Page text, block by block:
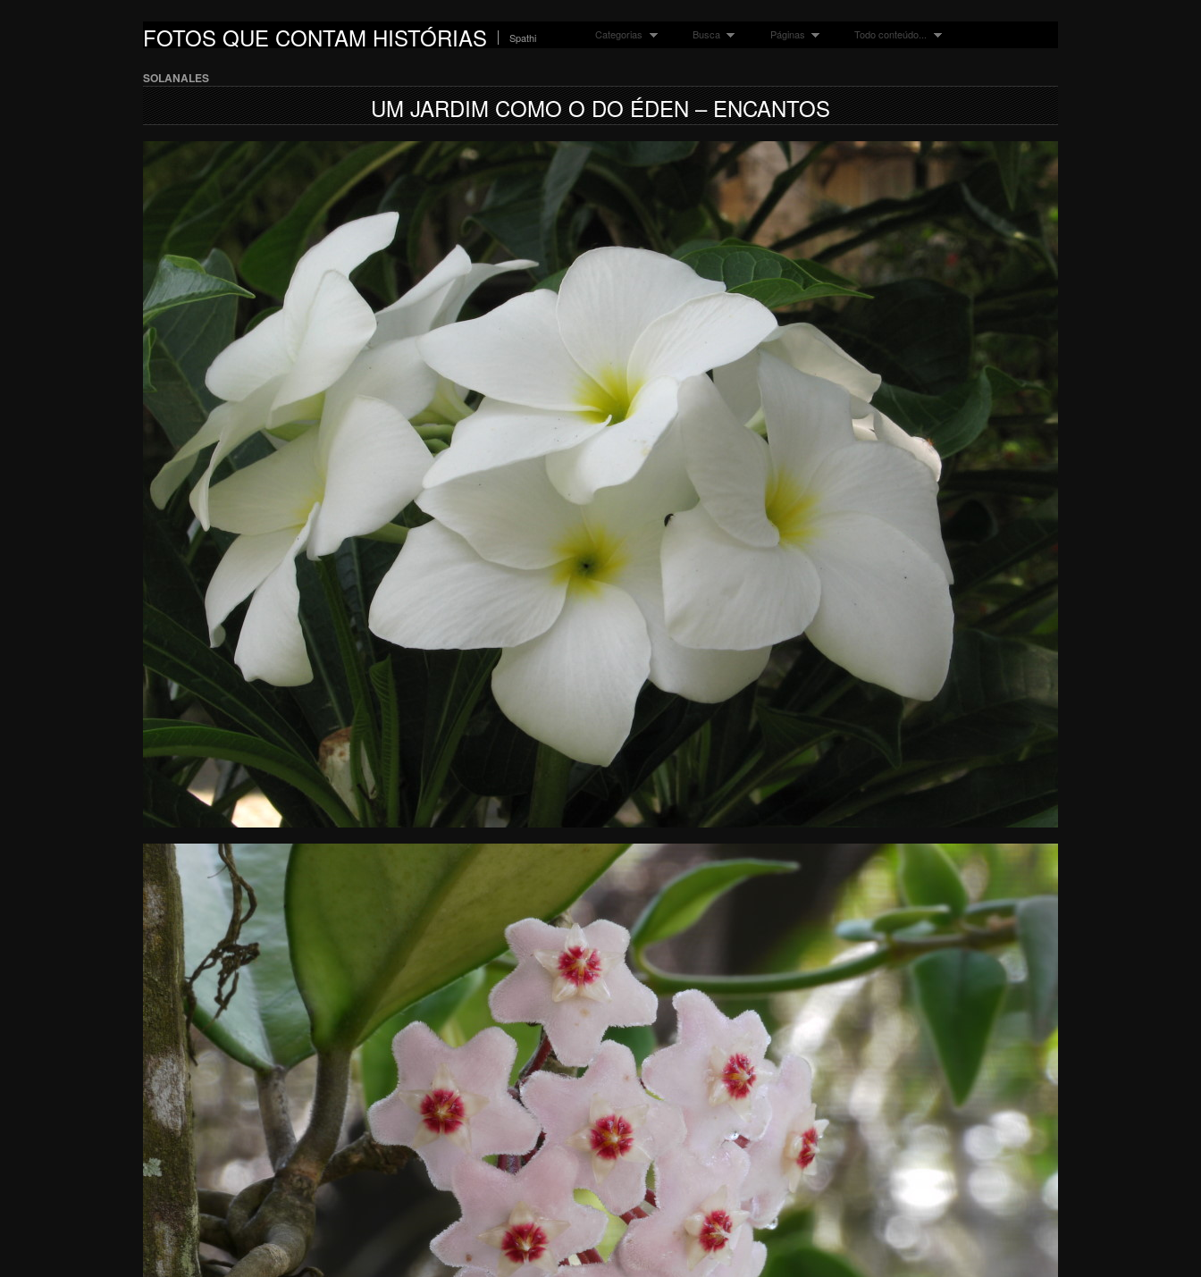
FOTOS QUE CONTAM HISTÓRIAS Spathi Categorias Busca Páginas Todo conteúdo...
SOLANALES
UM JARDIM COMO O DO ÉDEN – ENCANTOS